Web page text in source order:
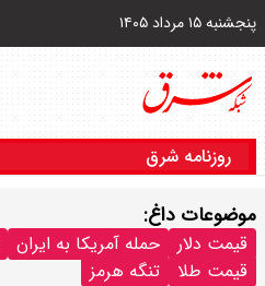
پنجشنبه ۱۵ مرداد ۱۴۰۵
روزنامه شرق
موضوعات داغ:
قیمت دلار حمله آمریکا به ایران
قیمت طلا
تنگه هرمز